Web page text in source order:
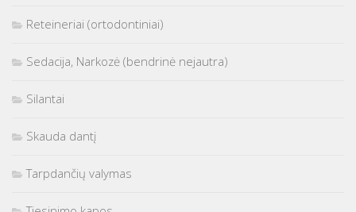
Reteineriai (ortodontiniai)
Sedacija, Narkozė (bendrinė nejautra)
Silantai
Skauda dantį
Tarpdančių valymas